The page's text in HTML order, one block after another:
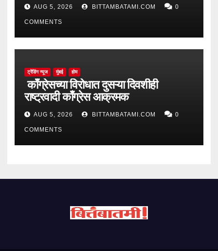
AUG 5, 2026 BITTAMBATAMI.COM 0
COMMENTS
ट्रेंडिंग न्यूज मुंबई होम
काँग्रेसच्या विरोधात दुसऱ्या दिवशीही
राष्ट्रवादी काँग्रेस आक्रमक
AUG 5, 2026 BITTAMBATAMI.COM 0
COMMENTS